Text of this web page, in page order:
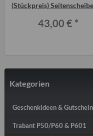
(Stückpreis)
43,00 € *
Kategorien
Geschenkideen &
Trabant P50/P60 & P601